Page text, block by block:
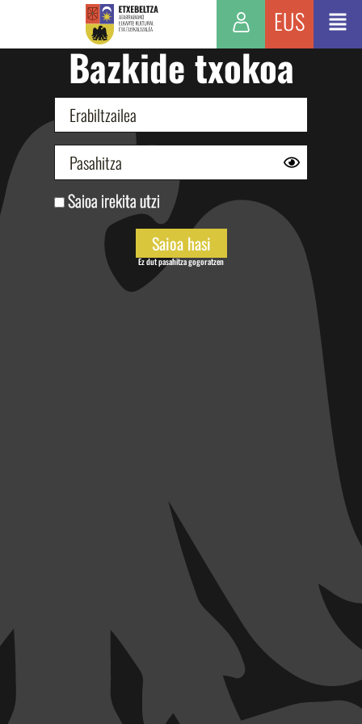
EUS
Bazkide txokoa
Saioa irekita utzi
Ez dut pasahitza gogoratzen